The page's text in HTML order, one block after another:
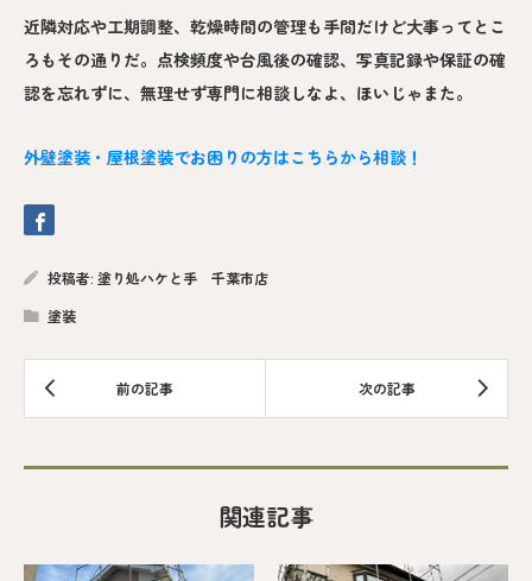
近隣対応や工期調整、乾燥時間の管理も手間だけど大事ってとこ
ろもその通りだ。点検頻度や台風後の確認、写真記録や保証の確
認を忘れずに、無理せず専門に相談しなよ、ほいじゃまた。
外壁塗装・屋根塗装でお困りの方はこちらから相談！
投稿者: 塗り処ハケと手 千葉市店
塗装
関連記事